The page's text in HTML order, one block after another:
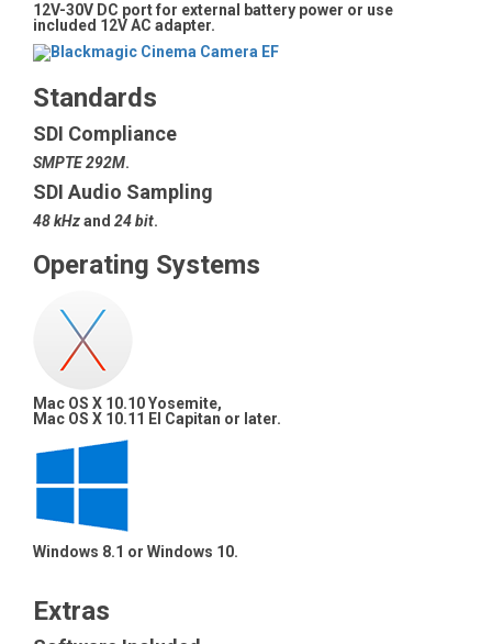
12V-30V DC port for external battery power or use
included 12V AC adapter.
Standards
SDI Compliance
SMPTE 292M.
SDI Audio Sampling
48 kHzand 24 bit.
Operating Systems
Mac OS X 10.10 Yosemite,
Mac OS X 10.11 El Capitan or later.
Windows 8.1 or Windows 10.
Extras